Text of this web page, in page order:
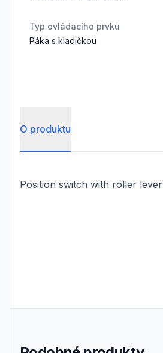
Typ ovládacího prvku
Páka s kladičkou
O produktu
Position switch with roller lever